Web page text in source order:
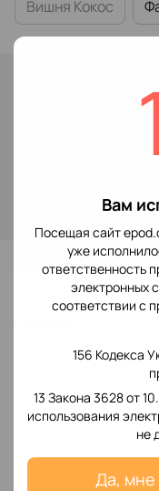
Вам
Посещая сайт
уже
ответственность
электронных
соответствии с
156 Кодекса
13 Закона 3628 от
использования
не
Да, мне
Вишня Кокос
для